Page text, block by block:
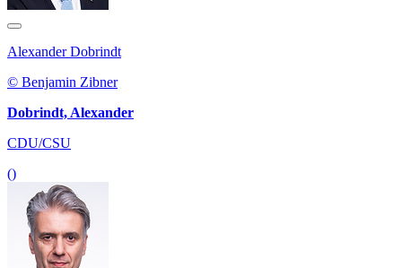
Alexander Dobrindt
© Benjamin Zibner
Dobrindt, Alexander
CDU/CSU
()